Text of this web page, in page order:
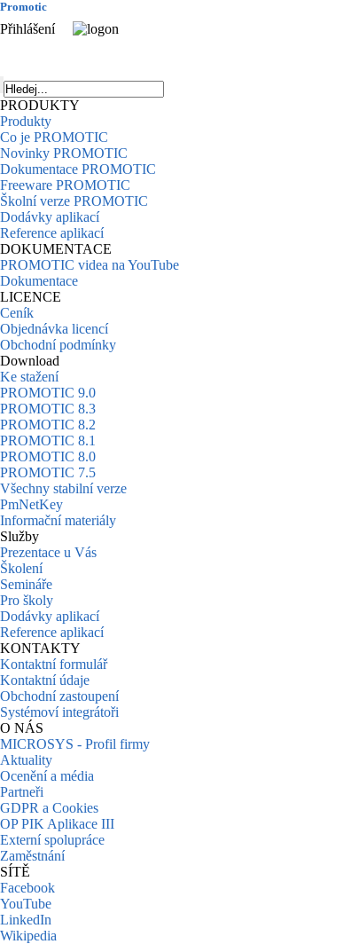
Promotic
Přihlášení
PRODUKTY
Produkty
Co je PROMOTIC
Novinky PROMOTIC
Dokumentace PROMOTIC
Freeware PROMOTIC
Školní verze PROMOTIC
Dodávky aplikací
Reference aplikací
DOKUMENTACE
PROMOTIC videa na YouTube
Dokumentace
LICENCE
Ceník
Objednávka licencí
Obchodní podmínky
Download
Ke stažení
PROMOTIC 9.0
PROMOTIC 8.3
PROMOTIC 8.2
PROMOTIC 8.1
PROMOTIC 8.0
PROMOTIC 7.5
Všechny stabilní verze
PmNetKey
Informační materiály
Služby
Prezentace u Vás
Školení
Semináře
Pro školy
Dodávky aplikací
Reference aplikací
KONTAKTY
Kontaktní formulář
Kontaktní údaje
Obchodní zastoupení
Systémoví integrátoři
O NÁS
MICROSYS - Profil firmy
Aktuality
Ocenění a média
Partneři
GDPR a Cookies
OP PIK Aplikace III
Externí spolupráce
Zaměstnání
SÍTĚ
Facebook
YouTube
LinkedIn
Wikipedia